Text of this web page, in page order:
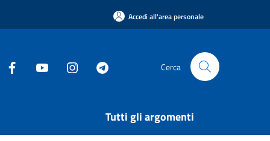
Accedi all'area personale
Cerca
Tutti gli argomenti